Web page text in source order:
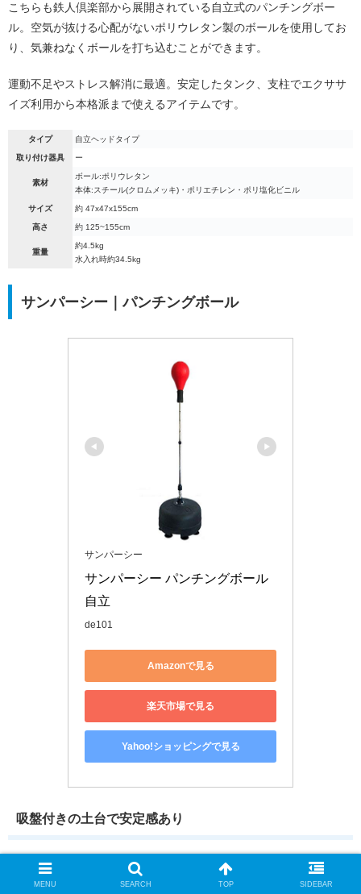
こちらも鉄人倶楽部から展開されている自立式のパンチングボー
ル。空気が抜ける心配がないポリウレタン製のボールを使用してお
り、気兼ねなくボールを打ち込むことができます。
運動不足やストレス解消に最適。安定したタンク、支柱でエクササ
イズ利用から本格派まで使えるアイテムです。
タイプ 自立ヘッドタイプ
取り付け器具 ー
素材
ボール:ポリウレタン
本体:スチール(クロムメッキ)・ポリエチレン・ポリ塩化ビニル
サイズ 約 47x47x155cm
高さ 約 125~155cm
重量
約4.5kg
水入れ時約34.5kg
サンパーシー｜パンチングボール
サンパーシー
サンパーシー パンチングボール
自立
de101
Amazonで見る
楽天市場で見る
Yahoo!ショッピングで見る
吸盤付きの土台で安定感あり
土台には吸盤がついており、自宅のフローリングにしっかり密着、
水や砂も入れて重りを追加することで安定感が増します。ボールは
MENU SEARCH TOP SIDEBAR